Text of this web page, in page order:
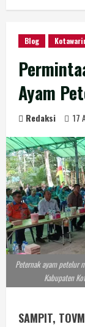
Blog
Ayam
Redaksi 17
Peternak ayam petelur
Kabupaten
SAMPIT,